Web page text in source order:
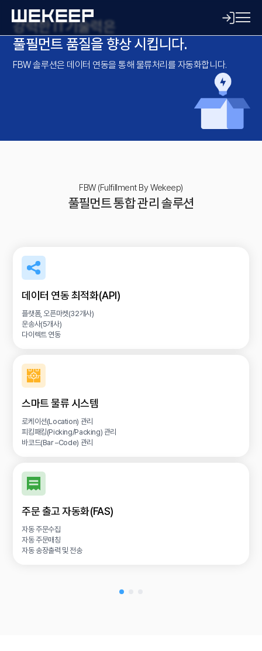
강력한 IT기술력은
풀필먼트 품질을 향상 시킵니다.
FBW 솔루션은 데이터 연동을 통해 물류처리를 자동화합니다.
FBW (Fulfillment By Wekeep)
풀필먼트 통합 관리 솔루션
데이터 연동 최적화(API)
플랫폼, 오픈마켓(32개사)
운송사(5개사)
다이렉트 연동
스마트 물류 시스템
로케이션(Location) 관리
피킹패킹(Picking/Packing) 관리
바코드(Bar –Code) 관리
주문 출고 자동화(FAS)
자동 주문수집
자동 주문매칭
자동 송장출력 및 전송